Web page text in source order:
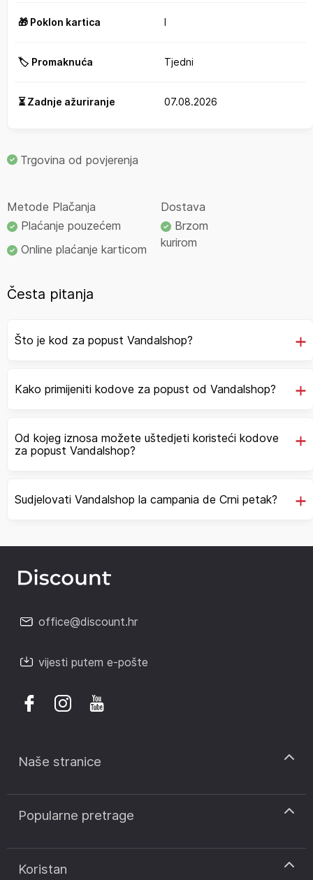
🎁 Poklon kartica I
🏷️ Promaknuća Tjedni
⏳ Zadnje ažuriranje 07.08.2026
Trgovina od povjerenja
Metode Plačanja
Plaćanje pouzećem
Online plaćanje karticom
Dostava
Brzom
kurirom
Česta pitanja
Što je kod za popust Vandalshop?
Kako primijeniti kodove za popust od Vandalshop?
Od kojeg iznosa možete uštedjeti koristeći kodove
za popust Vandalshop?
Sudjelovati Vandalshop la campania de Crni petak?
office@discount.hr
vijesti putem e-pošte
Naše stranice
discount.sk
discount.ro
Popularne pretrage
Kodovi za popust CCC
Kodovi za popust Notino
Koristan